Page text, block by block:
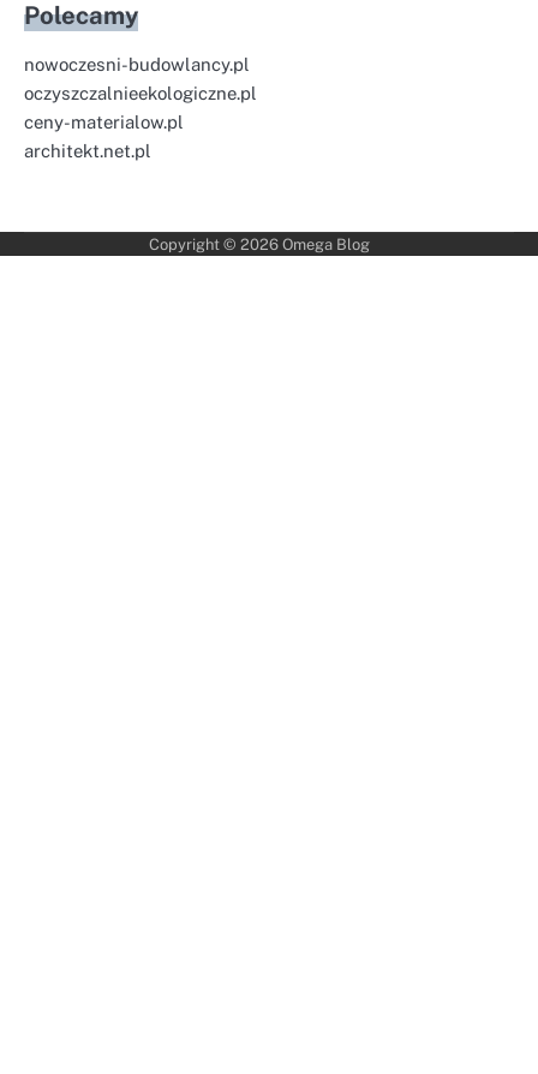
Polecamy
nowoczesni-budowlancy.pl
oczyszczalnieekologiczne.pl
ceny-materialow.pl
architekt.net.pl
Copyright © 2026 Omega Blog